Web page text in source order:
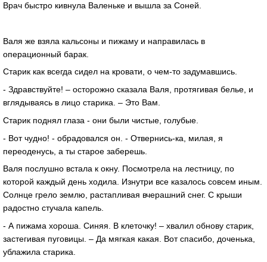
Врач быстро кивнула Валеньке и вышла за Соней.
Валя же взяла кальсоны и пижаму и направилась в
операционный барак.
Старик как всегда сидел на кровати, о чем-то задумавшись.
- Здравствуйте! – осторожно сказала Валя, протягивая белье, и
вглядываясь в лицо старика. – Это Вам.
Старик поднял глаза - они были чистые, голубые.
- Вот чудно! - обрадовался он. - Отвернись-ка, милая, я
переоденусь, а ты старое заберешь.
Валя послушно встала к окну. Посмотрела на лестницу, по
которой каждый день ходила. Изнутри все казалось совсем иным.
Солнце грело землю, растапливая вчерашний снег. С крыши
радостно стучала капель.
- А пижама хороша. Синяя. В клеточку! – хвалил обнову старик,
застегивая пуговицы. – Да мягкая какая. Вот спасибо, доченька,
ублажила старика.